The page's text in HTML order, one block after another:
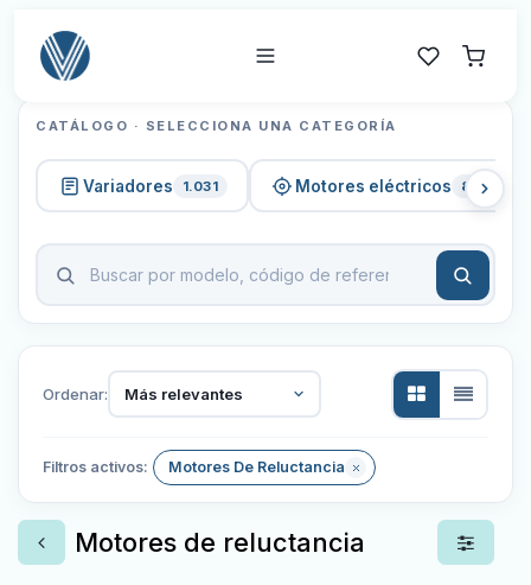
CATÁLOGO · SELECCIONA UNA CATEGORÍA
Variadores 1.031 Motores eléctricos 820
Ordenar: Más relevantes
Filtros activos: Motores De Reluctancia
Motores de reluctancia